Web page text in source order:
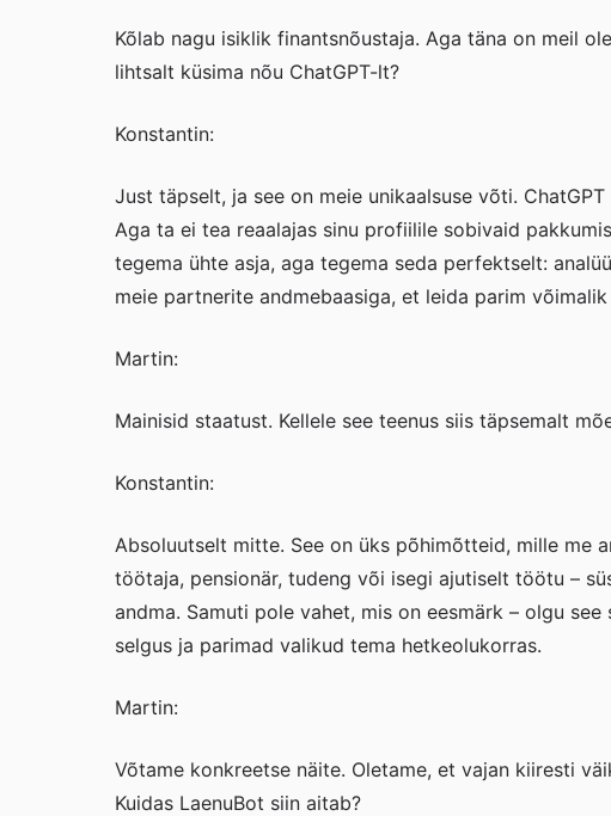
Kõlab nagu isiklik finantsnõustaja. Aga täna on meil
lihtsalt küsima nõu ChatGPT-lt?
Konstantin:
Just täpselt, ja see on meie unikaalsuse võti.
Aga ta ei tea reaalajas sinu profiilile sobivaid
tegema ühte asja, aga tegema seda perfektselt:
meie partnerite andmebaasiga, et leida parim võimalik
Martin:
Mainisid staatust. Kellele see teenus siis täpsemalt
Konstantin:
Absoluutselt mitte. See on üks põhimõtteid, mille me
töötaja, pensionär, tudeng või isegi ajutiselt töötu –
andma. Samuti pole vahet, mis on eesmärk – olgu
selgus ja parimad valikud tema hetkeolukorras.
Martin:
Võtame konkreetse näite. Oletame, et vajan kiiresti
Kuidas LaenuBot siin aitab?